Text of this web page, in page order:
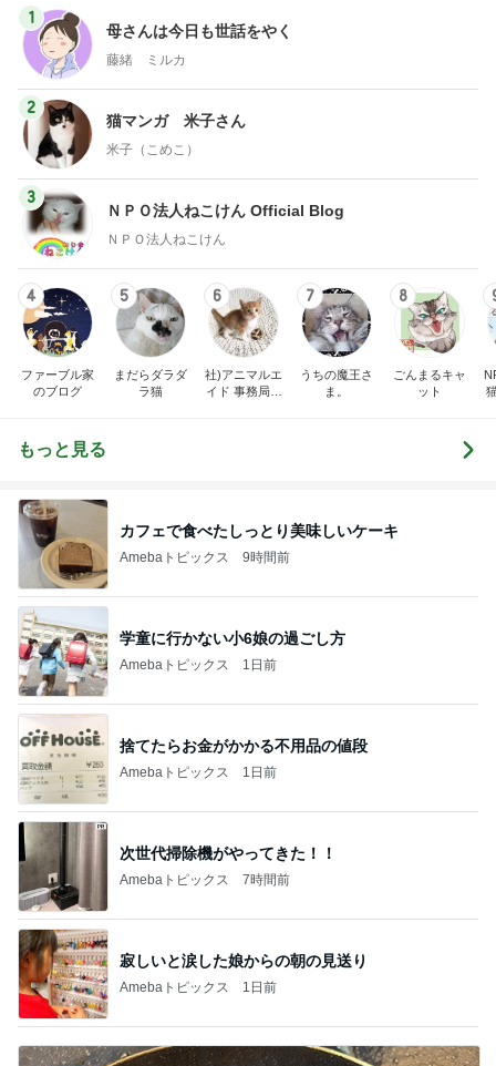
1
母さんは今日も世話をやく
藤緒 ミルカ
2
猫マンガ 米子さん
米子（こめこ）
3
ＮＰＯ法人ねこけん Official Blog
ＮＰＯ法人ねこけん
4
ファーブル家
のブログ
5
まだらダラダ
ラ猫
6
社)アニマルエ
イド 事務局＆
7
うちの魔王さ
ま。
8
ごんまるキャ
ット
もっと見る
カフェで食べたしっとり美味しいケーキ
Amebaトピックス 9時間前
学童に行かない小6娘の過ごし方
Amebaトピックス 1日前
捨てたらお金がかかる不用品の値段
Amebaトピックス 1日前
次世代掃除機がやってきた！！
Amebaトピックス 7時間前
寂しいと涙した娘からの朝の見送り
Amebaトピックス 1日前